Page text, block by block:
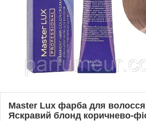
Master Lux фарба для волосся
Яскравий блонд коричнево-